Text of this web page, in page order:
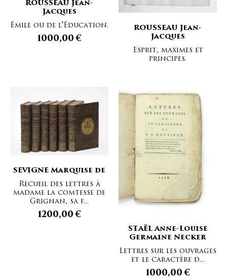
ROUSSEAU Jean-
Jacques
Émile ou de l'Éducation.
1000,00€
ROUSSEAU Jean-
Jacques
Esprit, maximes et
principes.
SEVIGNE Marquise de
Recueil des lettres à
madame la comtesse de
Grignan, sa f...
1200,00€
STAËL Anne-Louise
Germaine Necker
Lettres sur les ouvrages
et le caractère d...
1000,00€